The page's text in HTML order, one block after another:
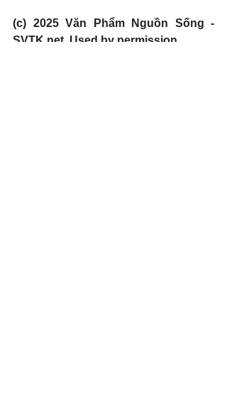
(c) 2025 Văn Phẩm Nguồn Sống -
SVTK.net. Used by permission.